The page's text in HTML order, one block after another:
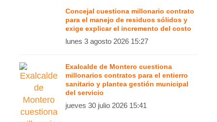
Concejal cuestiona millonario contrato
para el manejo de residuos sólidos y
exige explicar el incremento del costo
lunes 3 agosto 2026 15:27
Exalcalde de Montero cuestiona
millonarios contratos para el entierro
sanitario y plantea gestión municipal
del servicio
jueves 30 julio 2026 15:41